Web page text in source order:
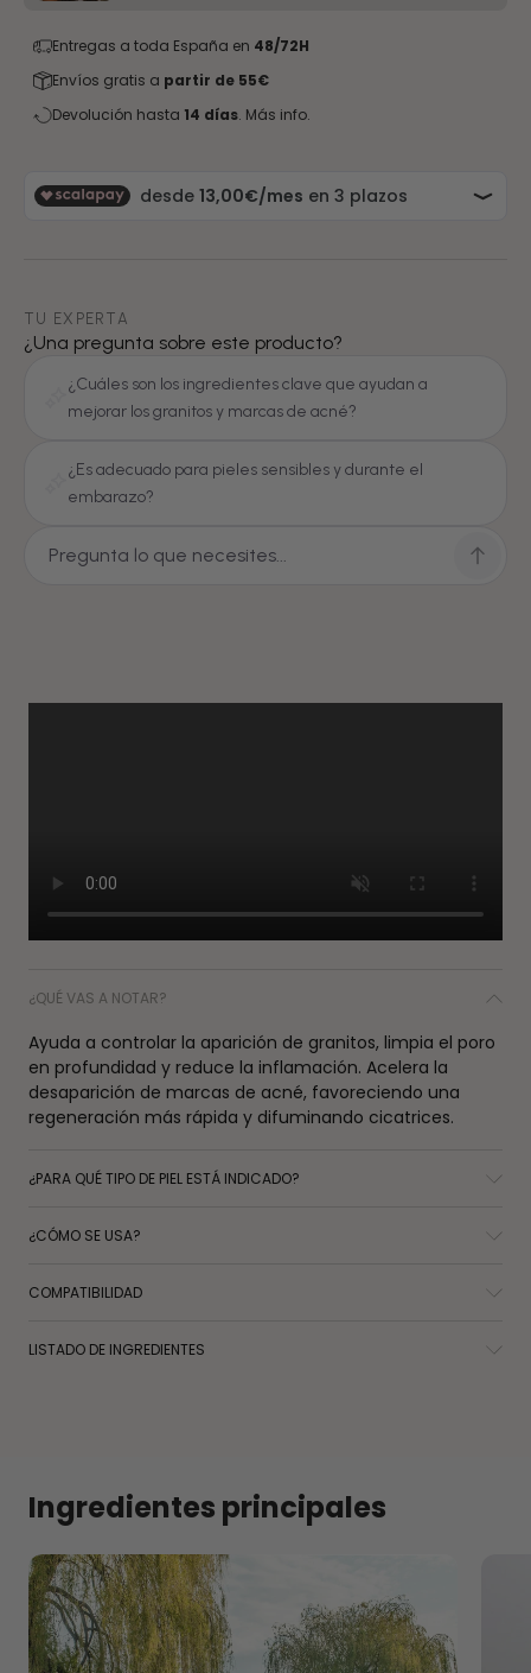
Entregas a toda España en 48/72H
Envíos gratis a partir de 55€
Devolución hasta 14 días. Más info.
TU EXPERTA
¿Una pregunta sobre este producto?
¿Cuáles son los ingredientes clave que ayudan a
mejorar los granitos y marcas de acné?
¿Es adecuado para pieles sensibles y durante el
embarazo?
¿QUÉ VAS A NOTAR?
Ayuda a controlar la aparición de granitos, limpia el poro
en profundidad y reduce la inflamación. Acelera la
desaparición de marcas de acné, favoreciendo una
regeneración más rápida y difuminando cicatrices.
¿PARA QUÉ TIPO DE PIEL ESTÁ INDICADO?
¿CÓMO SE USA?
COMPATIBILIDAD
LISTADO DE INGREDIENTES
Ingredientes principales